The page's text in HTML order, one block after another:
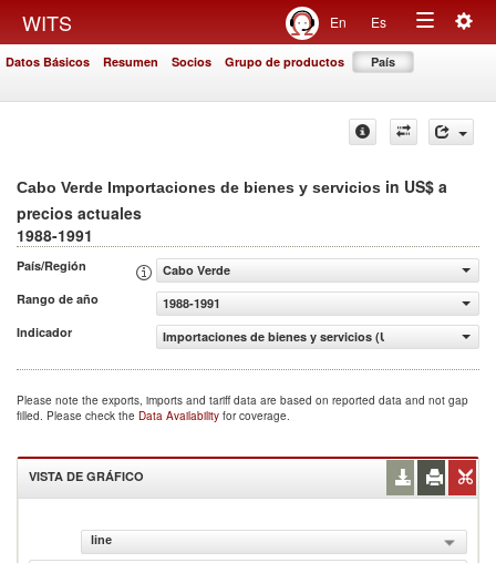
WITS En Es
Toggle
Datos Básicos Resumen Socios Grupo de productos País
Cabo Verde Importaciones de bienes y servicios in US$ a
precios actuales
1988-1991
País/Región
Cabo Verde
Rango de año
1988-1991
Indicador
Importaciones de bienes y servicios (US$ a precios
Please note the exports, imports and tariff data are based on reported data and not gap
filled. Please check the Data Availability for coverage.
VISTA DE GRÁFICO
line